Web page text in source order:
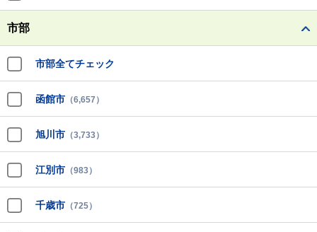
市部
市部全てチェック
函館市 （6,657）
旭川市 （3,733）
江別市 （983）
千歳市 （725）